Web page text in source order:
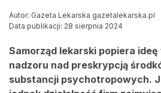
Autor: Gazeta Lekarska gazetalekarska.pl
Data publikacji: 28 sierpnia 2024
Samorząd lekarski popiera
nadzoru nad preskrypcją
substancji psychotropowych.